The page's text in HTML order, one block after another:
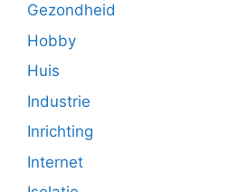
Gezondheid
Hobby
Huis
Industrie
Inrichting
Internet